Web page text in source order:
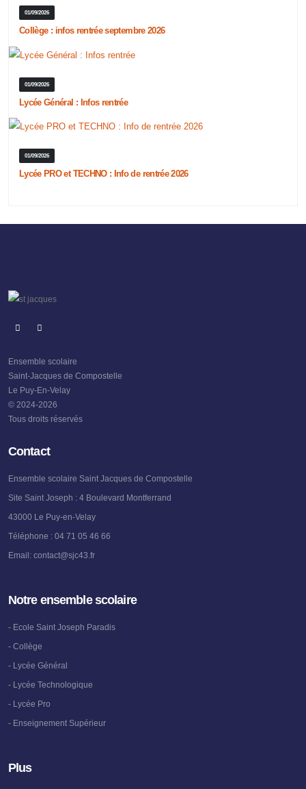
01/09/2026
Collège : infos rentrée septembre 2026
01/09/2026
Lycée Général : Infos rentrée
01/09/2026
Lycée PRO et TECHNO : Info de rentrée 2026
Ensemble scolaire
Saint-Jacques de Compostelle
Le Puy-En-Velay
© 2024-2026
Tous droits réservés
Contact
Ensemble scolaire Saint Jacques de Compostelle
Site Saint Joseph : 4 Boulevard Montferrand
43000 Le Puy-en-Velay
Téléphone : 04 71 05 46 66
Email: contact@sjc43.fr
Notre ensemble scolaire
- Ecole Saint Joseph Paradis
- Collège
- Lycée Général
- Lycée Technologique
- Lycée Pro
- Enseignement Supérieur
Plus